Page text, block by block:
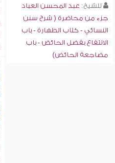
للشيخ: عبد المحسن العباد
جزء من محاضرة ( شرح سنن
النسائي - كتاب الطهارة - باب
الانتفاع بفضل الحائض - باب
مضاجعة الحائض)